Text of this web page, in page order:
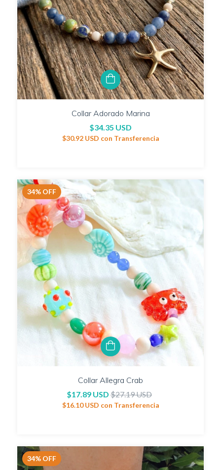
Collar Adorado Marina
$34.35 USD
$30.92 USD con Transferencia
34% OFF
Collar Allegra Crab
$17.89 USD $27.19 USD
$16.10 USD con Transferencia
34% OFF